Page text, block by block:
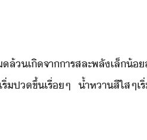
​เิ​จา​ารสละ​พลั​เล็้
ริ่​ป​ขึ้​เรื่ๆ​ ​้ำหา​สีใส​ๆ​